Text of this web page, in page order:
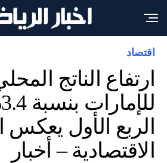
اقتصاد
ارتفاع الناتج
الربع الأول يعكس
الاقتصادية – أخبار